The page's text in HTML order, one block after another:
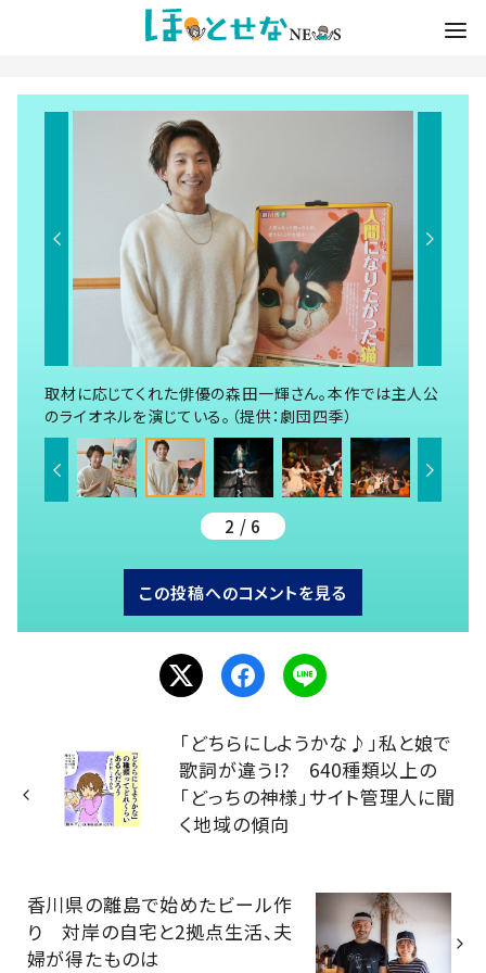
取材に応じてくれた俳優の森田一輝さん。本作では主人公
のライオネルを演じている。（提供：劇団四季）
2 / 6
この投稿へのコメントを見る
「どちらにしようかな♪」私と娘で
歌詞が違う!? 640種類以上の
「どっちの神様」サイト管理人に聞
く地域の傾向
香川県の離島で始めたビール作
り 対岸の自宅と2拠点生活、夫
婦が得たものは